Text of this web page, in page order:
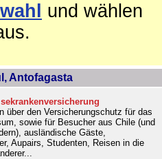
und wählen
Antofagasta
über den Versicherungschutz für das
sowie für Besucher aus Chile (und
ausländische Gäste,
Aupairs, Studenten, Reisen in die